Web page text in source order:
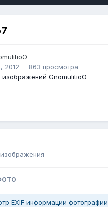
2012
863 просмотра
GnomulitioO
изображения
EXIF информации фотографии